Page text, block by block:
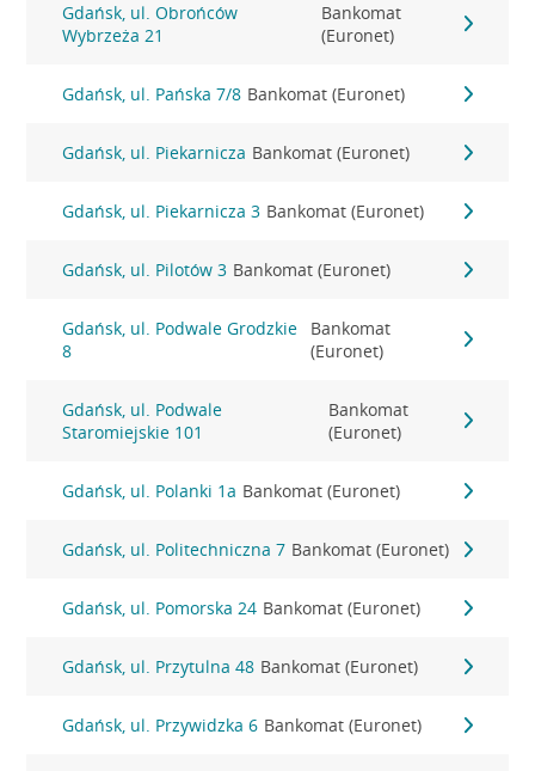
Gdańsk, ul. Obrońców
Wybrzeża 21
Bankomat
(Euronet)
Gdańsk, ul. Pańska 7/8 Bankomat (Euronet)
Gdańsk, ul. Piekarnicza Bankomat (Euronet)
Gdańsk, ul. Piekarnicza 3 Bankomat (Euronet)
Gdańsk, ul. Pilotów 3 Bankomat (Euronet)
Gdańsk, ul. Podwale Grodzkie
8
Bankomat
(Euronet)
Gdańsk, ul. Podwale
Staromiejskie 101
Bankomat
(Euronet)
Gdańsk, ul. Polanki 1a Bankomat (Euronet)
Gdańsk, ul. Politechniczna 7 Bankomat (Euronet)
Gdańsk, ul. Pomorska 24 Bankomat (Euronet)
Gdańsk, ul. Przytulna 48 Bankomat (Euronet)
Gdańsk, ul. Przywidzka 6 Bankomat (Euronet)